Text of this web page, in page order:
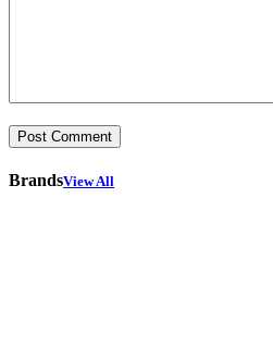
BrandsView All